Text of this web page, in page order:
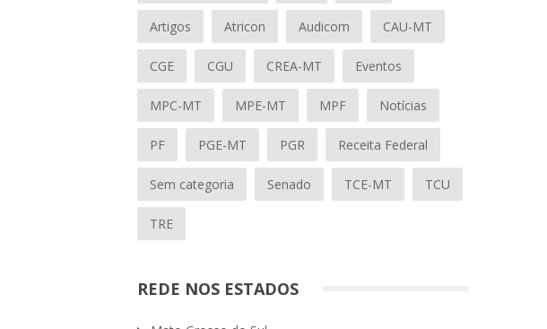
Artigos Atricon Audicom CAU-MT
CGE CGU CREA-MT Eventos
MPC-MT MPE-MT MPF Notícias
PF PGE-MT PGR Receita Federal
Sem categoria Senado TCE-MT TCU
TRE
REDE NOS ESTADOS